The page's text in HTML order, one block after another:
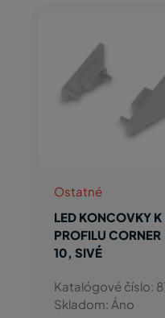
Ostatné
LED KONCOVKY K
PROFILU CORNER
10, SIVÉ
Katalógové číslo:
Skladom: Áno